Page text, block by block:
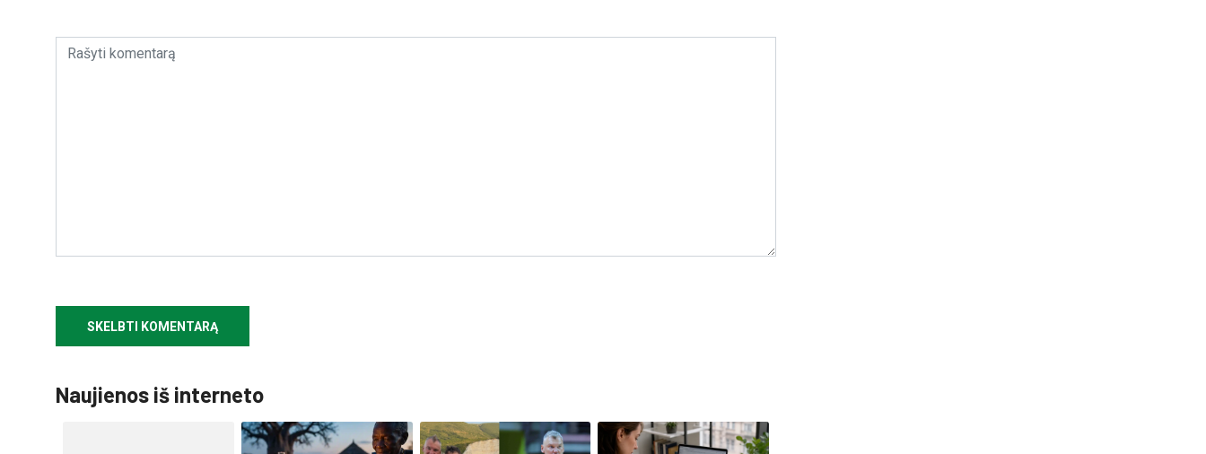
Naujienos iš interneto